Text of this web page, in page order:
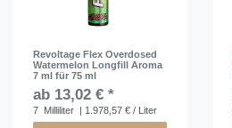
Revoltage Flex Overdosed
Watermelon Longfill Aroma
7 ml für 75 ml
ab 13,02 € *
7 Milliliter | 1.978,57 € / Liter